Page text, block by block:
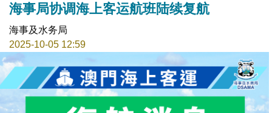
海事局协调海上客运航班陆续复航
海事及水务局
2025-10-05 12:59